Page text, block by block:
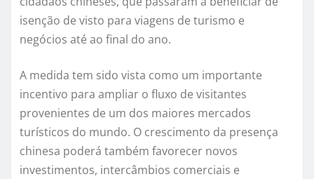
isenção de visto para viagens de turismo e
negócios até ao final do ano.
A medida tem sido vista como um importante
incentivo para ampliar o fluxo de visitantes
provenientes de um dos maiores mercados
turísticos do mundo. O crescimento da presença
chinesa poderá também favorecer novos
investimentos, intercâmbios comerciais e